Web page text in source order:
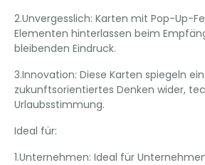
2.Unvergesslich: Karten mit Pop-Up-
Elementen hinterlassen beim
bleibenden Eindruck.
3.Innovation: Diese Karten spiegeln ein
zukunftsorientiertes Denken wider,
Urlaubsstimmung.
Ideal für:
1.Unternehmen: Ideal für